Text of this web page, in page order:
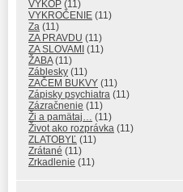
VÝKOP (11)
VYKROČENIE (11)
Za (11)
ZA PRAVDU (11)
ZA SLOVAMI (11)
ŽABA(11)
Záblesky (11)
ZAČEM BUKVY (11)
Zápisky psychiatra (11)
Zázračnenie (11)
Ži a pamätaj… (11)
Život ako rozprávka (11)
ZLATOBYĽ (11)
Zrátané (11)
Zrkadlenie (11)